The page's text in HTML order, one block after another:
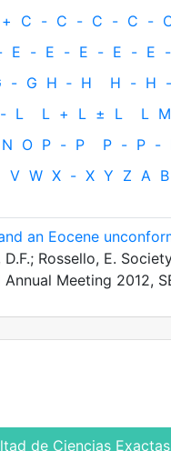
+ C - C - C - C -
E - E - E - E - E -
- G H ‐ H H - H -
- L L + L ± L L M
N O P - P P - P -
V W X - X Y Z Α Β
an Eocene
D.F.; Rossello, E.
Meeting 2012,
de Ciencias